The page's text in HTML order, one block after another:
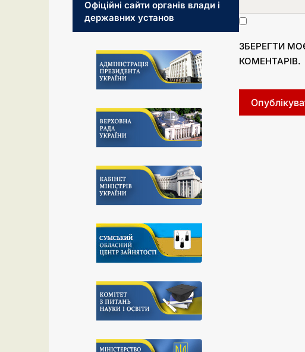
ЗБЕРЕГТИ
КОМЕНТАРІВ.
Офіційні сайти органів влади і
державних установ